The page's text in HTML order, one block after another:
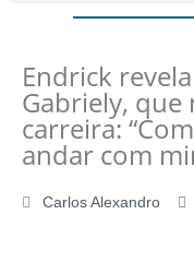
Endrick
Gabriely,
carreira:
andar com
Carlos Alexandro